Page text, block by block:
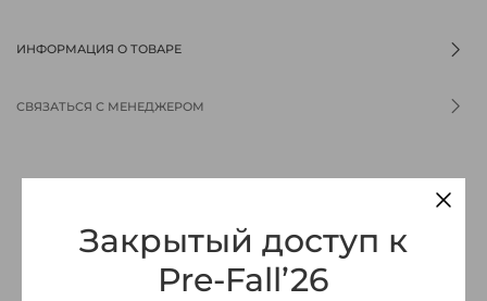
ИНФОРМАЦИЯ О ТОВАРЕ
СВЯЗАТЬСЯ С МЕНЕДЖЕРОМ
Закрытый доступ к
Pre-Fall’26